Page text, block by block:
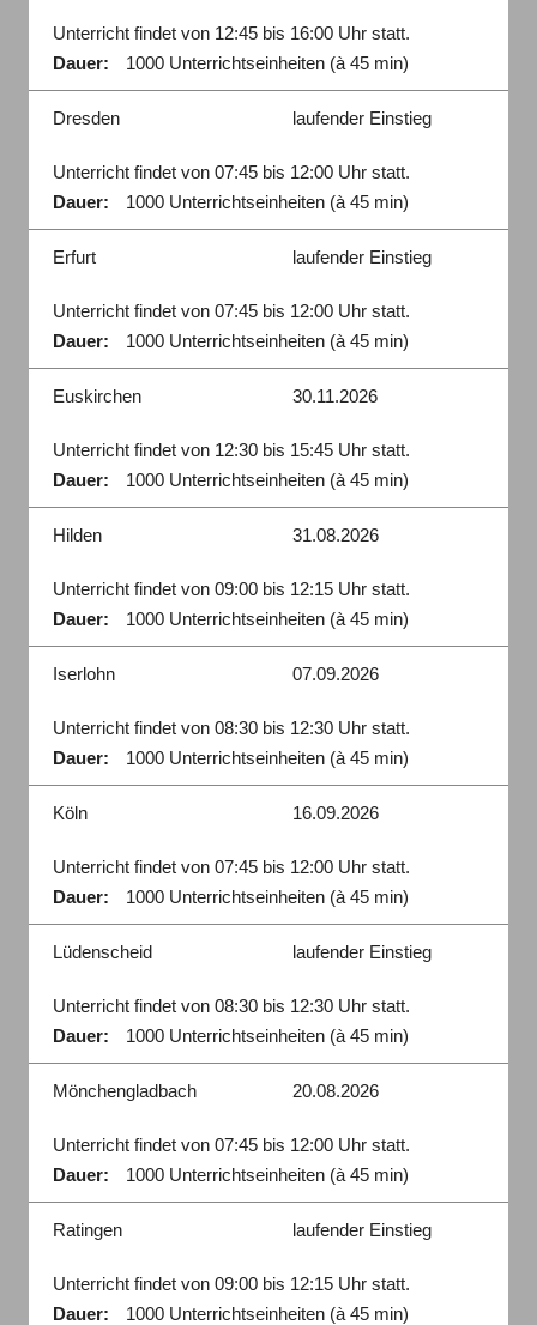
Unterricht findet von 12:45 bis 16:00 Uhr statt.
Dauer:
1000 Unterrichtseinheiten (à 45 min)
Dresden laufender Einstieg
Unterricht findet von 07:45 bis 12:00 Uhr statt.
Dauer:
1000 Unterrichtseinheiten (à 45 min)
Erfurt laufender Einstieg
Unterricht findet von 07:45 bis 12:00 Uhr statt.
Dauer:
1000 Unterrichtseinheiten (à 45 min)
Euskirchen 30.11.2026
Unterricht findet von 12:30 bis 15:45 Uhr statt.
Dauer:
1000 Unterrichtseinheiten (à 45 min)
Hilden 31.08.2026
Unterricht findet von 09:00 bis 12:15 Uhr statt.
Dauer:
1000 Unterrichtseinheiten (à 45 min)
Iserlohn 07.09.2026
Unterricht findet von 08:30 bis 12:30 Uhr statt.
Dauer:
1000 Unterrichtseinheiten (à 45 min)
Köln 16.09.2026
Unterricht findet von 07:45 bis 12:00 Uhr statt.
Dauer:
1000 Unterrichtseinheiten (à 45 min)
Lüdenscheid laufender Einstieg
Unterricht findet von 08:30 bis 12:30 Uhr statt.
Dauer:
1000 Unterrichtseinheiten (à 45 min)
Mönchengladbach 20.08.2026
Unterricht findet von 07:45 bis 12:00 Uhr statt.
Dauer:
1000 Unterrichtseinheiten (à 45 min)
Ratingen laufender Einstieg
Unterricht findet von 09:00 bis 12:15 Uhr statt.
Dauer:
1000 Unterrichtseinheiten (à 45 min)